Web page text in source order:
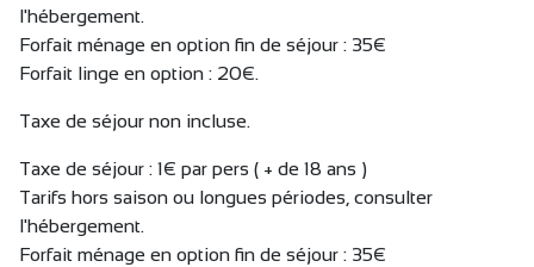
l'hébergement.
Forfait ménage en option fin de séjour : 35€
Forfait linge en option : 20€.
Taxe de séjour non incluse.
Taxe de séjour : 1€ par pers ( + de 18 ans )
Tarifs hors saison ou longues périodes, consulter
l'hébergement.
Forfait ménage en option fin de séjour : 35€